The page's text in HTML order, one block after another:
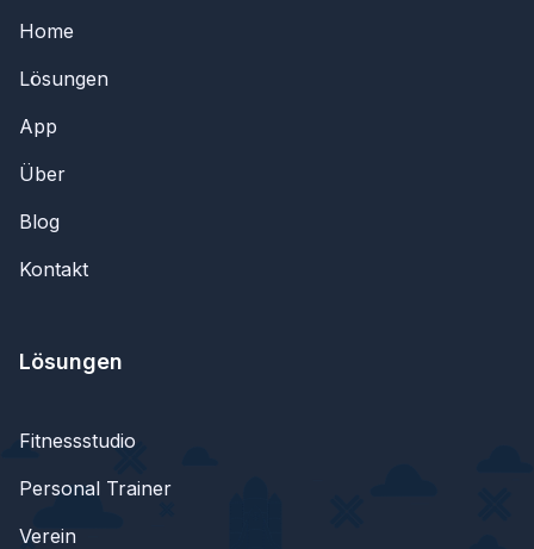
Home
Lösungen
App
Über
Blog
Kontakt
Lösungen
Fitnessstudio
Personal Trainer
Verein